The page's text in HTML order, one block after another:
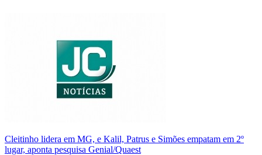
Cleitinho lidera em MG, e Kalil, Patrus e Simões empatam em 2º
lugar, aponta pesquisa Genial/Quaest